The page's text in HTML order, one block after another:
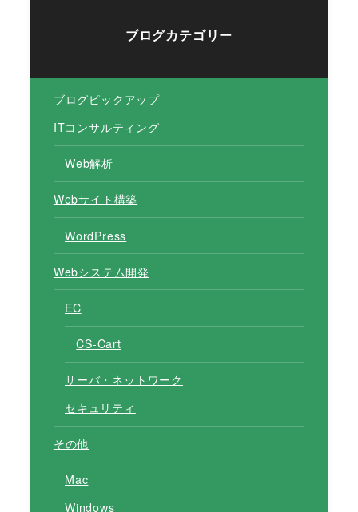
ブログカテゴリー
ブログピックアップ
ITコンサルティング
Web解析
Webサイト構築
WordPress
Webシステム開発
EC
CS-Cart
サーバ・ネットワーク
セキュリティ
その他
Mac
Windows